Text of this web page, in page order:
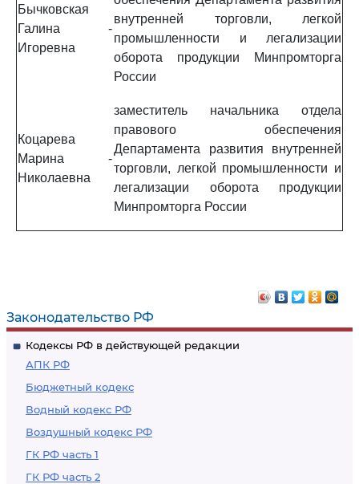
Законодательство РФ
Кодексы РФ в действующей редакции
АПК РФ
Бюджетный кодекс
Водный кодекс РФ
Воздушный кодекс РФ
ГК РФ часть 1
ГК РФ часть 2
Бычковская
Галина
Игоревна
-
внутренней торговли, легкой
промышленности и легализации
оборота продукции Минпромторга
России
Коцарева
Марина
Николаевна
-
заместитель начальника отдела
правового обеспечения
Департамента развития внутренней
торговли, легкой промышленности и
легализации оборота продукции
Минпромторга России